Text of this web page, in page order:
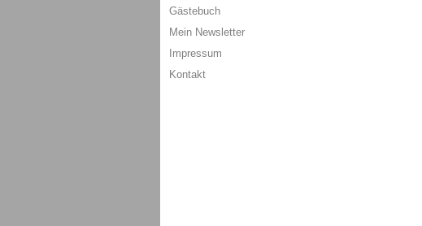
Gästebuch
Mein Newsletter
Impressum
Kontakt